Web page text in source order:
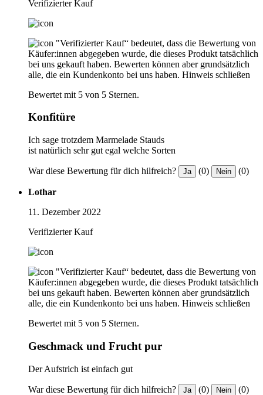
Verifizierter Kauf
"Verifizierter Kauf“ bedeutet, dass die Bewertung von
Käufer:innen abgegeben wurde, die dieses Produkt tatsächlich
bei uns gekauft haben. Bewerten können aber grundsätzlich
alle, die ein Kundenkonto bei uns haben. Hinweis schließen
Bewertet mit 5 von 5 Sternen.
Konfitüre
Ich sage trotzdem Marmelade Stauds
ist natürlich sehr gut egal welche Sorten
War diese Bewertung für dich hilfreich? Ja (0) Nein (0)
Lothar
11. Dezember 2022
Verifizierter Kauf
"Verifizierter Kauf“ bedeutet, dass die Bewertung von
Käufer:innen abgegeben wurde, die dieses Produkt tatsächlich
bei uns gekauft haben. Bewerten können aber grundsätzlich
alle, die ein Kundenkonto bei uns haben. Hinweis schließen
Bewertet mit 5 von 5 Sternen.
Geschmack und Frucht pur
Der Aufstrich ist einfach gut
War diese Bewertung für dich hilfreich? Ja (0) Nein (0)